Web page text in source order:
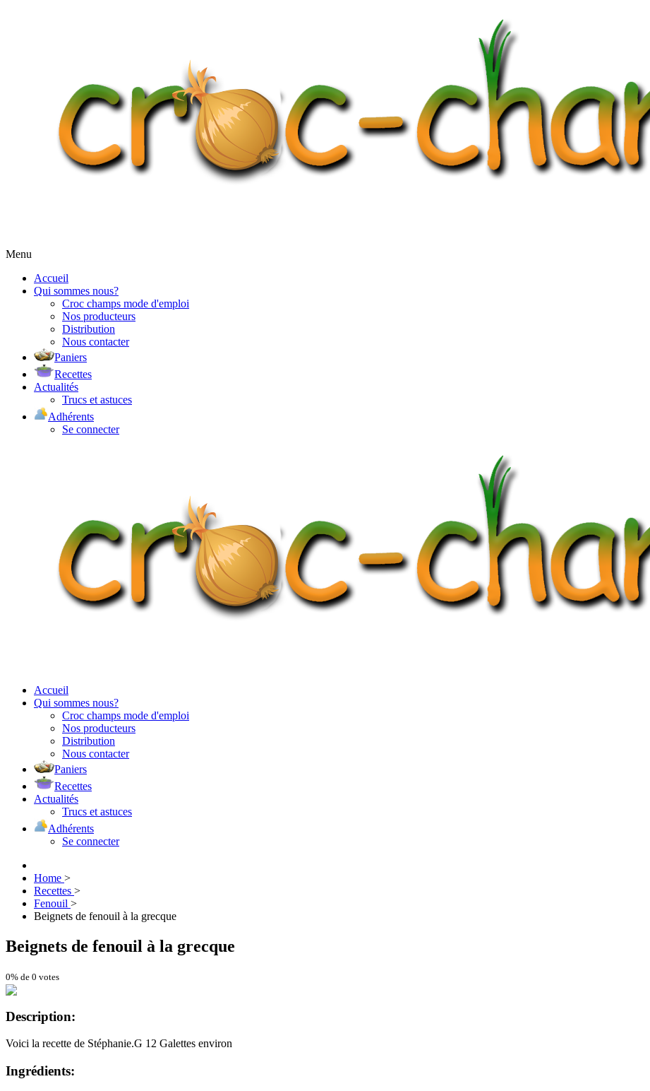
Menu
Accueil
Qui sommes nous?
Croc champs mode d'emploi
Nos producteurs
Distribution
Nous contacter
Paniers
Recettes
Actualités
Trucs et astuces
Adhérents
Se connecter
Accueil
Qui sommes nous?
Croc champs mode d'emploi
Nos producteurs
Distribution
Nous contacter
Paniers
Recettes
Actualités
Trucs et astuces
Adhérents
Se connecter
Home >
Recettes >
Fenouil >
Beignets de fenouil à la grecque
Beignets de fenouil à la grecque
0% de 0 votes
Description:
Voici la recette de Stéphanie.G 12 Galettes environ
Ingrédients: